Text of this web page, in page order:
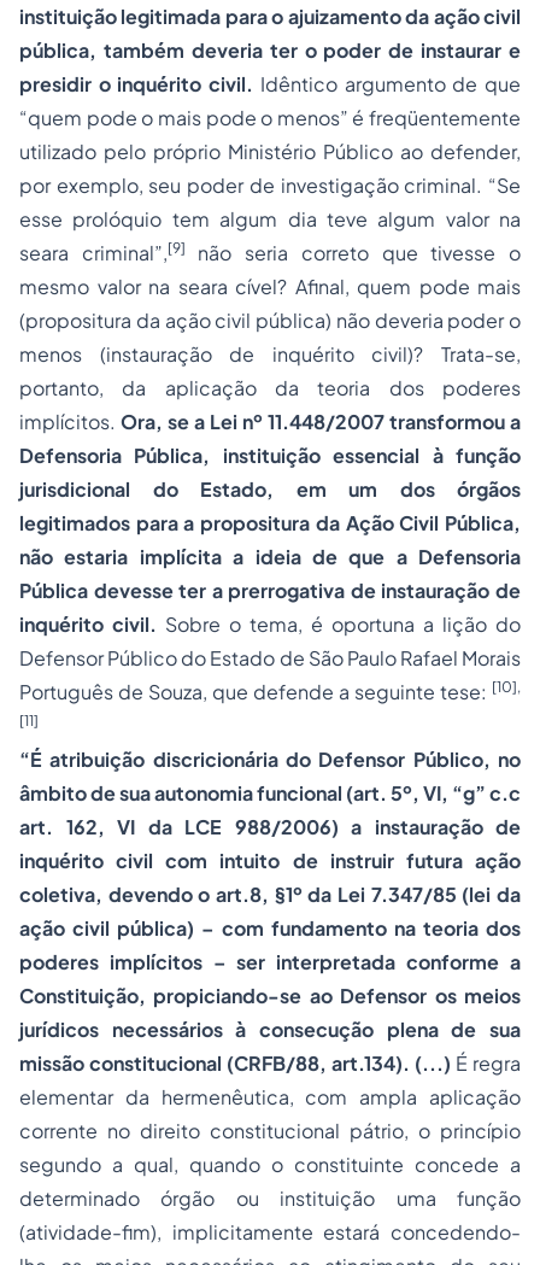
instituição legitimada para o ajuizamento da ação civil
pública, também deveria ter o poder de instaurar e
presidir o inquérito civil. Idêntico argumento de que
“quem pode o mais pode o menos” é freqüentemente
utilizado pelo próprio Ministério Público ao defender,
por exemplo, seu poder de investigação criminal. “Se
esse prolóquio tem algum dia teve algum valor na
seara criminal”,[9]
não seria correto que tivesse o
mesmo valor na seara cível? Afinal, quem pode mais
(propositura da ação civil pública) não deveria poder o
menos (instauração de inquérito civil)? Trata-se,
portanto, da aplicação da teoria dos poderes
implícitos. Ora, se a Lei nº 11.448/2007 transformou a
Defensoria Pública, instituição essencial à função
jurisdicional do Estado, em um dos órgãos
legitimados para a propositura da Ação Civil Pública,
não estaria implícita a ideia de que a Defensoria
Pública devesse ter a prerrogativa de instauração de
inquérito civil. Sobre o tema, é oportuna a lição do
Defensor Público do Estado de São Paulo Rafael Morais
Português de Souza, que defende a seguinte tese: [10],
[11]
“É atribuição discricionária do Defensor Público, no
âmbito de sua autonomia funcional (art. 5º, VI, “g” c.c
art. 162, VI da LCE 988/2006) a instauração de
inquérito civil com intuito de instruir futura ação
coletiva, devendo o art.8, §1º da Lei 7.347/85 (lei da
ação civil pública) – com fundamento na teoria dos
poderes implícitos – ser interpretada conforme a
Constituição, propiciando-se ao Defensor os meios
jurídicos necessários à consecução plena de sua
missão constitucional (CRFB/88, art.134). (...) É regra
elementar da hermenêutica, com ampla aplicação
corrente no direito constitucional pátrio, o princípio
segundo a qual, quando o constituinte concede a
determinado órgão ou instituição uma função
(atividade-fim), implicitamente estará concedendo-